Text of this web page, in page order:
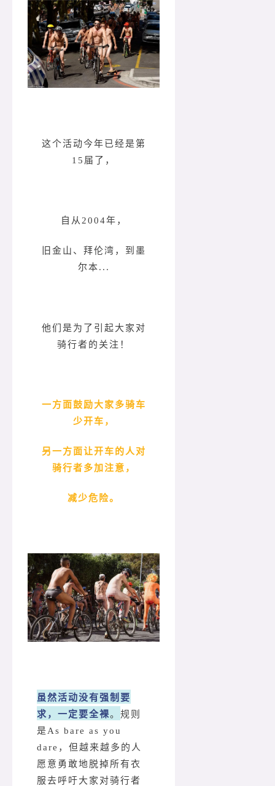
这个活动今年已经是第
15届了，
自从2004年，
旧金山、拜伦湾，到墨
尔本...
他们是为了引起大家对
骑行者的关注！
一方面鼓励大家多骑车
少开车，
另一方面让开车的人对
骑行者多加注意，
减少危险。
虽然活动没有强制要
求，一定要全裸。 规则
是As bare as you
dare，但越来越多的人
愿意勇敢地脱掉所有衣
服去呼吁大家对骑行者